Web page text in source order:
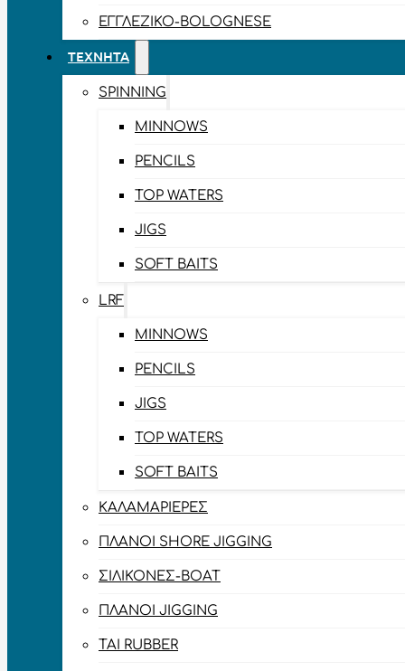
ΕΓΓΛΈΖΙΚΟ-BOLOGNESE
ΤΕΧΝΗΤΆ
SPINNING
MINNOWS
PENCILS
TOP WATERS
JIGS
SOFT BAITS
LRF
MINNOWS
PENCILS
JIGS
TOP WATERS
SOFT BAITS
ΚΑΛΑΜΑΡΙΈΡΕΣ
ΠΛΆΝΟΙ SHORE JIGGING
ΣΙΛΙΚΌΝΕΣ-BOAT
ΠΛΆΝΟΙ JIGGING
TAI RUBBER